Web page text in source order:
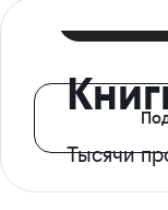
Тысячи
с